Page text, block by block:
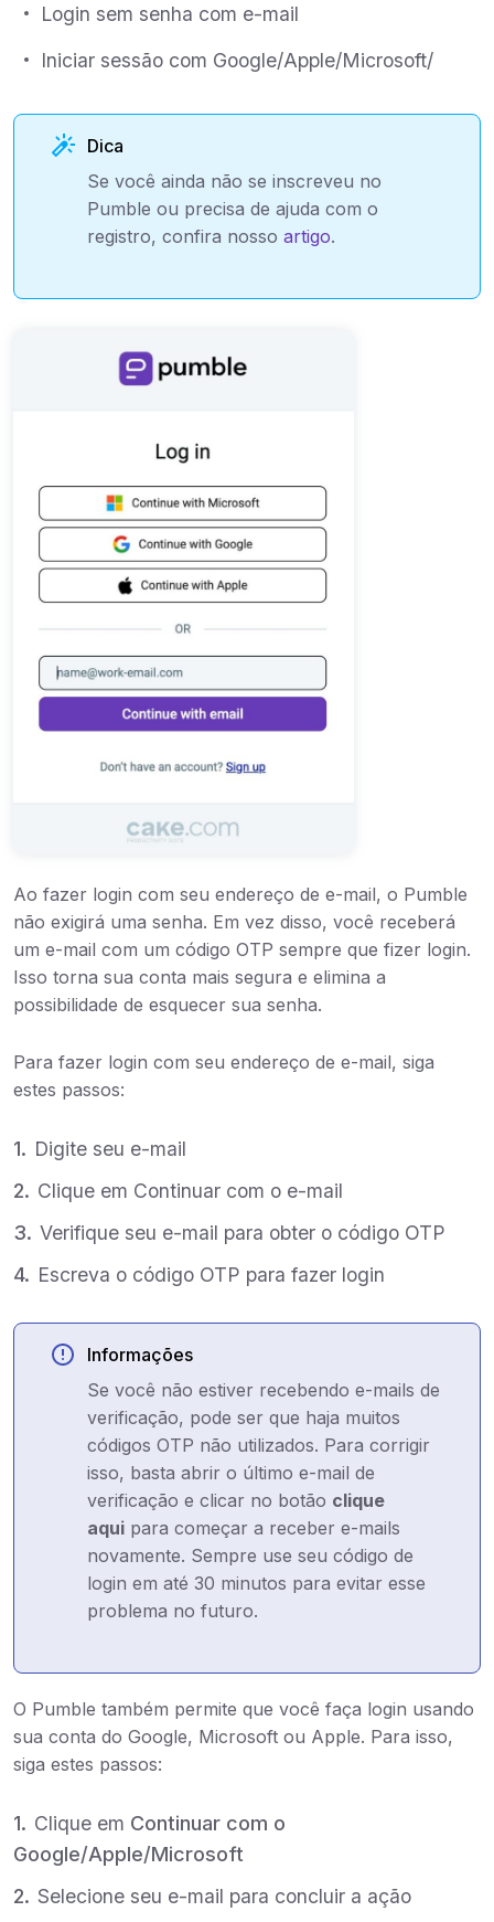
Login sem senha com e-mail
Iniciar sessão com Google/Apple/Microsoft/
Dica
Se você ainda não se inscreveu no
Pumble ou precisa de ajuda com o
registro, confira nosso artigo.
Ao fazer login com seu endereço de e-mail, o Pumble
não exigirá uma senha. Em vez disso, você receberá
um e-mail com um código OTP sempre que fizer login.
Isso torna sua conta mais segura e elimina a
possibilidade de esquecer sua senha.
Para fazer login com seu endereço de e-mail, siga
estes passos:
Digite seu e-mail
Clique em Continuar com o e-mail
Verifique seu e-mail para obter o código OTP
Escreva o código OTP para fazer login
Informações
Se você não estiver recebendo e-mails de
verificação, pode ser que haja muitos
códigos OTP não utilizados. Para corrigir
isso, basta abrir o último e-mail de
verificação e clicar no botão clique
aqui para começar a receber e-mails
novamente. Sempre use seu código de
login em até 30 minutos para evitar esse
problema no futuro.
O Pumble também permite que você faça login usando
sua conta do Google, Microsoft ou Apple. Para isso,
siga estes passos:
Clique em Continuar com o
Google/Apple/Microsoft
Selecione seu e-mail para concluir a ação